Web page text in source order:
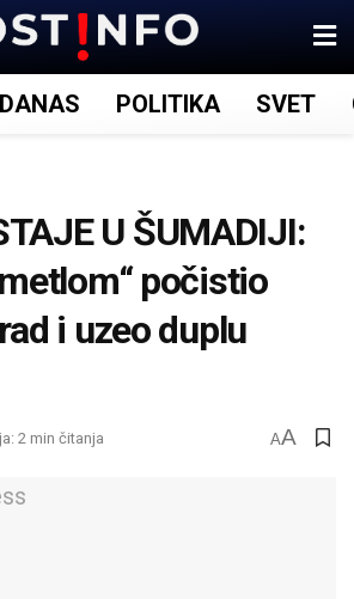
DANAS POLITIKA SVET
U ŠUMADIJI:
počistio
i uzeo duplu
2 min čitanja AA